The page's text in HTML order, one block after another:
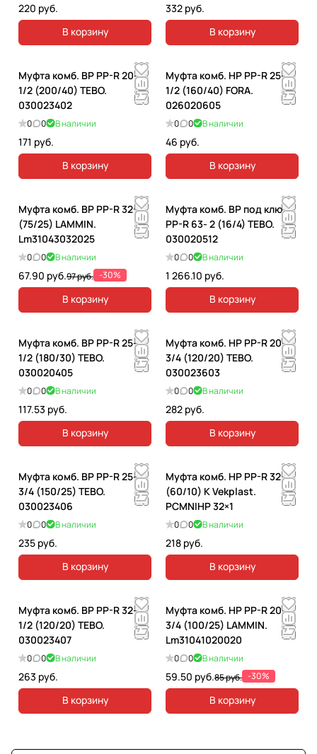
220 руб.
В корзину
332 руб.
В корзину
Муфта комб. ВР PP-R 20-
1/2 (200/40) TEBO.
030023402
0 0 В наличии
171 руб.
В корзину
Муфта комб. НР PP-R 25-
1/2 (160/40) FORA.
026020605
0 0 В наличии
46 руб.
В корзину
Муфта комб. ВР PP-R 32-1
(75/25) LAMMIN.
Lm31043032025
0 0 В наличии
67.90 руб.97 руб. -30%
В корзину
Муфта комб. ВР под ключ
PP-R 63- 2 (16/4) TEBO.
030020512
0 0 В наличии
1 266.10 руб.
В корзину
Муфта комб. ВР PP-R 25-
1/2 (180/30) TEBO.
030020405
0 0 В наличии
117.53 руб.
В корзину
Муфта комб. НР PP-R 20-
3/4 (120/20) TEBO.
030023603
0 0 В наличии
282 руб.
В корзину
Муфта комб. ВР PP-R 25-
3/4 (150/25) TEBO.
030023406
0 0 В наличии
235 руб.
В корзину
Муфта комб. НР PP-R 32-1
(60/10) К Vekplast.
PCMNIНР 32×1
0 0 В наличии
218 руб.
В корзину
Муфта комб. ВР PP-R 32-
1/2 (120/20) TEBO.
030023407
0 0 В наличии
263 руб.
В корзину
Муфта комб. НР PP-R 20-
3/4 (100/25) LAMMIN.
Lm31041020020
0 0 В наличии
59.50 руб.85 руб. -30%
В корзину